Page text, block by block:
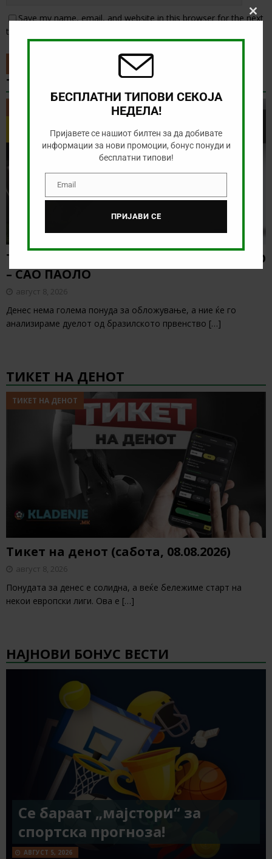
Save my name, email, and website in this browser for the next
time I comment.
ТИП НА ДЕНОТ
ТИП НА ДЕНОТ (08.08.2026, 21:00) ГРЕМИО
– САО ПАОЛО
август 8, 2026
Денес нема голема понуда за обложување, а ние ќе го
анализираме дуелот од бразилското првенство […]
ТИКЕТ НА ДЕНОТ
ТИКЕТ НА ДЕНОТ
Тикет на денот (сабота, 08.08.2026)
август 8, 2026
Понудата за денес е солидна, а веќе бележиме старт на
некои европски лиги. Ова е […]
НАЈНОВИ БОНУС ВЕСТИ
Се бараат „мајстори“ за
спортска прогноза!
АВГУСТ 5, 2026
Close
БЕСПЛАТНИ ТИПОВИ СЕКОЈА
НЕДЕЛА!
Пријавете се нашиот билтен за да добивате
информации за нови промоции, бонус понуди и
бесплатни типови!
EmailEmail
ПРИЈАВИ СЕ